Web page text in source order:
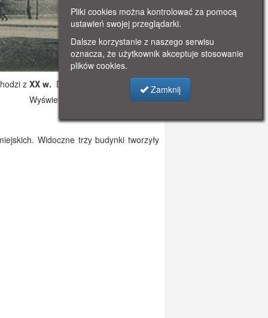
zXX w. Dodano: 2019-10-27 17:42
Wyświetlono: 4548
Widoczne trzy budynki tworzyły
Pliki cookies można kontrolować za pomocą
ustawień swojej przeglądarki.
Dalsze korzystanie z naszego serwisu
oznacza, że użytkownik akceptuje stosowanie
plików cookies.
Zamknij